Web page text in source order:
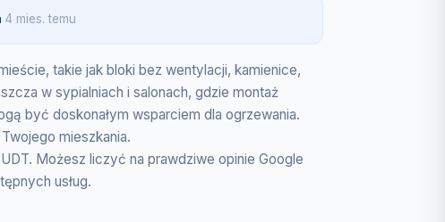
4 mies. temu
takie jak bloki bez wentylacji, kamienice,
w sypialniach i salonach, gdzie montaż
być doskonałym wsparciem dla ogrzewania.
mieszkania.
Możesz liczyć na prawdziwe opinie Google
usług.